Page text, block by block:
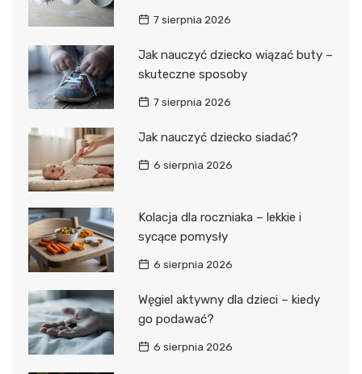
7 sierpnia 2026
Jak nauczyć dziecko wiązać buty –
skuteczne sposoby
7 sierpnia 2026
Jak nauczyć dziecko siadać?
6 sierpnia 2026
Kolacja dla roczniaka – lekkie i
sycące pomysły
6 sierpnia 2026
Węgiel aktywny dla dzieci – kiedy
go podawać?
6 sierpnia 2026